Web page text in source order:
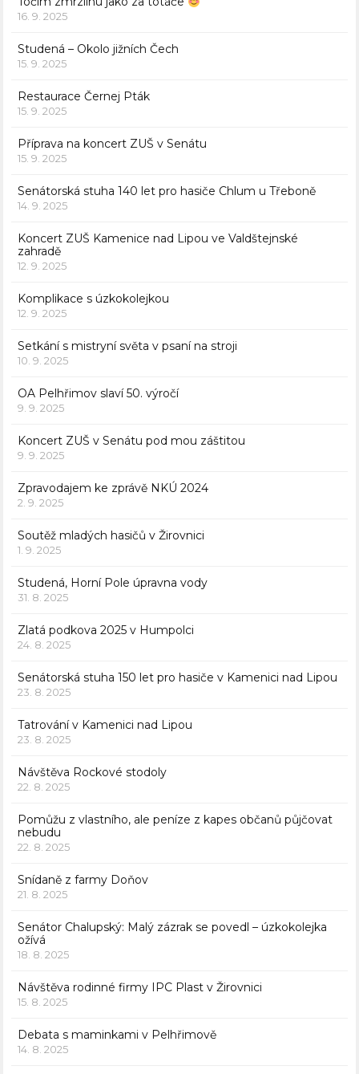
16. 9. 2025
Studená – Okolo jižních Čech
15. 9. 2025
Restaurace Černej Pták
15. 9. 2025
Příprava na koncert ZUŠ v Senátu
15. 9. 2025
Senátorská stuha 140 let pro hasiče Chlum u Třeboně
14. 9. 2025
Koncert ZUŠ Kamenice nad Lipou ve Valdštejnské
zahradě
12. 9. 2025
Komplikace s úzkokolejkou
12. 9. 2025
Setkání s mistryní světa v psaní na stroji
10. 9. 2025
OA Pelhřimov slaví 50. výročí
9. 9. 2025
Koncert ZUŠ v Senátu pod mou záštitou
9. 9. 2025
Zpravodajem ke zprávě NKÚ 2024
2. 9. 2025
Soutěž mladých hasičů v Žirovnici
1. 9. 2025
Studená, Horní Pole úpravna vody
31. 8. 2025
Zlatá podkova 2025 v Humpolci
24. 8. 2025
Senátorská stuha 150 let pro hasiče v Kamenici nad Lipou
23. 8. 2025
Tatrování v Kamenici nad Lipou
23. 8. 2025
Návštěva Rockové stodoly
22. 8. 2025
Pomůžu z vlastního, ale peníze z kapes občanů půjčovat
nebudu
22. 8. 2025
Snídaně z farmy Doňov
21. 8. 2025
Senátor Chalupský: Malý zázrak se povedl – úzkokolejka
ožívá
18. 8. 2025
Návštěva rodinné firmy IPC Plast v Žirovnici
15. 8. 2025
Debata s maminkami v Pelhřimově
14. 8. 2025